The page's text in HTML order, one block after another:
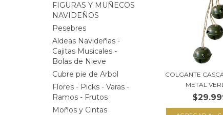
FIGURAS Y MUÑECOS
NAVIDEÑOS
Pesebres
Aldeas Navideñas -
Cajitas Musicales -
Bolas de Nieve
Cubre pie de Arbol
Flores - Picks - Varas -
Ramos - Frutos
Moños y Cintas
COLGANTE
METAL